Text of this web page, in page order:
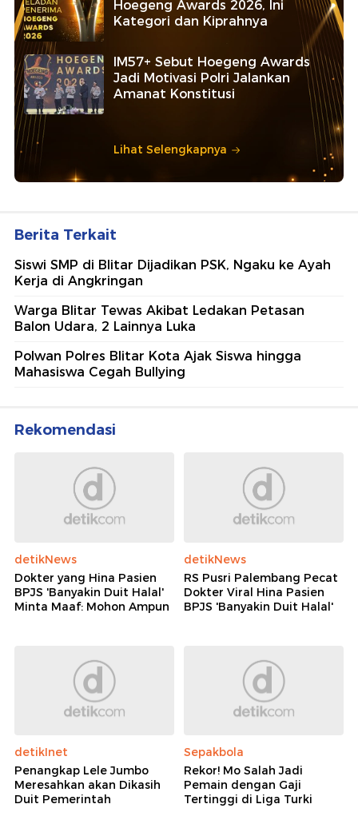
Hoegeng Awards 2026, Ini
Kategori dan Kiprahnya
IM57+ Sebut Hoegeng Awards
Jadi Motivasi Polri Jalankan
Amanat Konstitusi
Lihat Selengkapnya
Berita Terkait
Siswi SMP di Blitar Dijadikan PSK, Ngaku ke Ayah
Kerja di Angkringan
Warga Blitar Tewas Akibat Ledakan Petasan
Balon Udara, 2 Lainnya Luka
Polwan Polres Blitar Kota Ajak Siswa hingga
Mahasiswa Cegah Bullying
Rekomendasi
detikNews
Dokter yang Hina Pasien
BPJS 'Banyakin Duit Halal'
Minta Maaf: Mohon Ampun
detikNews
RS Pusri Palembang Pecat
Dokter Viral Hina Pasien
BPJS 'Banyakin Duit Halal'
detikInet
Penangkap Lele Jumbo
Meresahkan akan Dikasih
Duit Pemerintah
Sepakbola
Rekor! Mo Salah Jadi
Pemain dengan Gaji
Tertinggi di Liga Turki